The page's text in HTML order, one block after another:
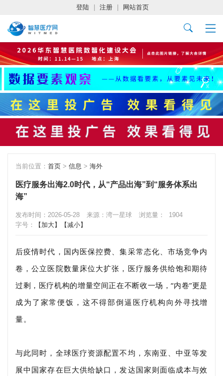
登陆 注册 网站首页
当前位置： 首页 > 信息 > 海外
医疗服务出海2.0时代，从“产品出海”到“服务体系出
海”
发布时间：2026-05-28 来源：湾一星球 浏览量：
1904
字号：
【加大】 【减小】
后疫情时代，国内医保控费、集采常态化、市场竞争内
卷，公立医院数量床位大扩张，医疗服务供给饱和期待
过剩，医疗机构的增量空间正在不断收一场，“内卷”更是
成为了家常便饭，这不得部倒逼医疗机构向外寻找增
量。
与此同时，全球医疗资源配置不均，东南亚、中亚等发
展中国家存在巨大供给缺口，发达国家则面临成本与效